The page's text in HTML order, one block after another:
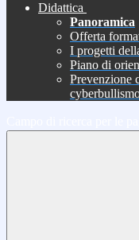
Didattica
Panoramica
Offerta
I progetti
Piano di
Prevenzione